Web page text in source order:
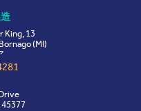
King, 13
(MI)
45377